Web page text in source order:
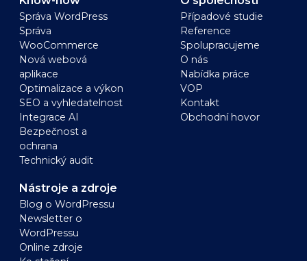
Správa WordPress
Správa
WooCommerce
Nová webová
aplikace
Optimalizace a výkon
SEO a vyhledatelnost
Integrace AI
Bezpečnost a
ochrana
Technický audit
Nástroje a zdroje
Blog o WordPressu
Newsletter o
WordPressu
Online zdroje
Případové studie
Reference
Spolupracujeme
O nás
Nabídka práce
VOP
Kontakt
Obchodní hovor